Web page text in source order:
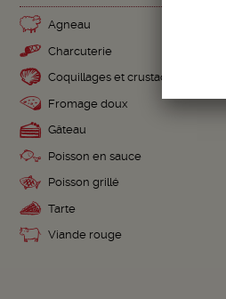
Agneau
Charcuterie
Coquillages et crustacés
Fromage doux
Gâteau
Poisson en sauce
Poisson grillé
Tarte
Viande rouge